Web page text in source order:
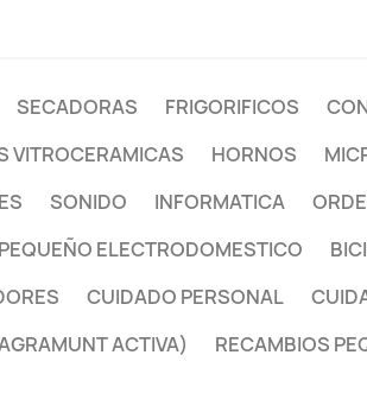
SECADORAS FRIGORIFICOS
VITROCERAMICAS HORNOS
SONIDO INFORMATICA
PEQUEÑO ELECTRODOMESTICO
CUIDADO PERSONAL
ACTIVA)
RECAMBIOS